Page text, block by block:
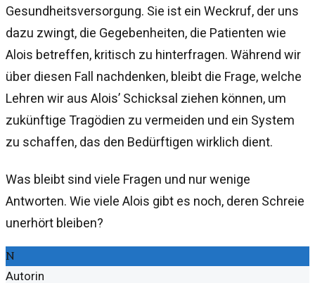
Gesundheitsversorgung. Sie ist ein Weckruf, der uns
dazu zwingt, die Gegebenheiten, die Patienten wie
Alois betreffen, kritisch zu hinterfragen. Während wir
über diesen Fall nachdenken, bleibt die Frage, welche
Lehren wir aus Alois’ Schicksal ziehen können, um
zukünftige Tragödien zu vermeiden und ein System
zu schaffen, das den Bedürftigen wirklich dient.
Was bleibt sind viele Fragen und nur wenige
Antworten. Wie viele Alois gibt es noch, deren Schreie
unerhört bleiben?
N
Autorin